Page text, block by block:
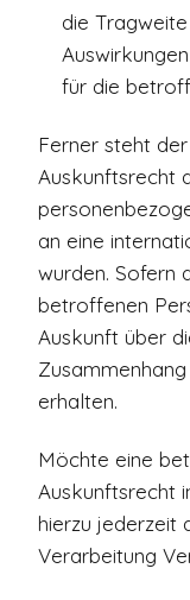
die
für die
Ferner steht
Auskunftsrecht
an eine
wurden. Sofern
betroffenen
Auskunft über
erhalten.
Möchte eine
Auskunftsrecht
hierzu jederzeit
Verarbeitung